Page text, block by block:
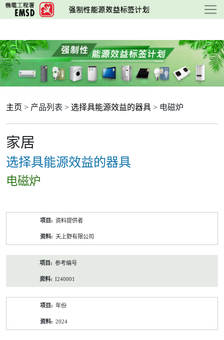
跳
至
要
内
容
主页 > 产品列表 > 选择具能源效益的器具 > 电磁炉
家居
选择具能源效益的器具
电磁炉
资料提供者
天上野有限公司
参考编号
I240001
年份
2024